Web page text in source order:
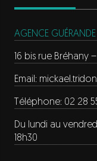
AGENCE GUÉRANDE
16 bis rue Bréhany
Email:
Téléphone: 02 28
Du lundi au
18h30